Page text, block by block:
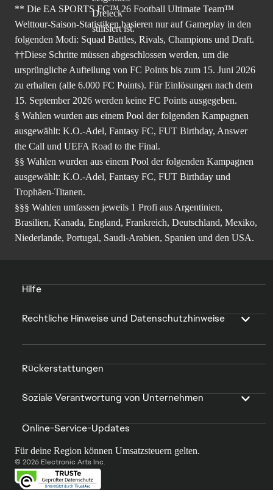
** Die EA SPORTS FC™ 26 Football Ultimate Team™
Welttour-Saison-Statistiken basieren nur auf Gameplay in den
folgenden Modi: Squad Battles, Rivals, Champions und Draft.
††Diese Schritte müssen abgeschlossen werden, um die
ursprüngliche Aufteilung von FC Points bis zum 15. Juni 2026
zu erhalten (alle 6.000 FC Points). Für Einlösungen nach dem
15. September 2026 werden keine FC Points ausgegeben.
§ Wahlen wurden aus einem Pool der folgenden Kampagnen
ausgewählt: K.O.-Adel, Fantasy FC, FUT Birthday, Answer
the Call und UEFA Road to the Final.
§§ Wahlen wurden aus einem Pool der folgenden Kampagnen
ausgewählt: K.O.-Adel, Fantasy FC, FUT Birthday und
Trophäen-Titanen.
§§§ Wahlen umfassen jeweils 1 Profi aus Argentinien,
Brasilien, Kanada, England, Frankreich, Deutschland, Mexiko,
Niederlande, Portugal, Saudi-Arabien, Spanien und den USA.
Hilfe
Rechtliche Hinweise und Datenschutzhinweise
Rückerstattungen
Soziale Verantwortung von Unternehmen
Online-Service-Updates
Für deine Region können Umsatzsteuern gelten.
© 2026 Electronic Arts Inc.